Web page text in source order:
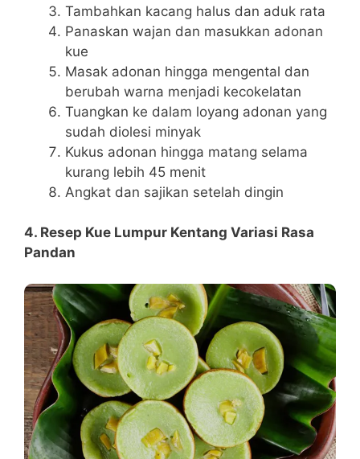
Tambahkan kacang halus dan aduk rata
Panaskan wajan dan masukkan adonan
kue
Masak adonan hingga mengental dan
berubah warna menjadi kecokelatan
Tuangkan ke dalam loyang adonan yang
sudah diolesi minyak
Kukus adonan hingga matang selama
kurang lebih 45 menit
Angkat dan sajikan setelah dingin
4. Resep Kue Lumpur Kentang Variasi Rasa
Pandan